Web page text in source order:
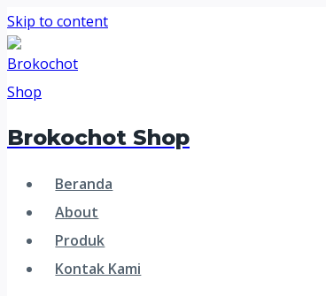
Skip to content
Brokochot Shop
Beranda
About
Produk
Kontak Kami